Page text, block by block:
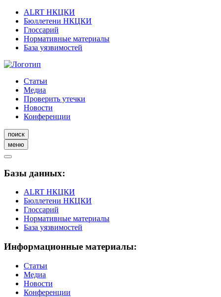
ALRT НКЦКИ
Бюллетени НКЦКИ
Глоссарий
Нормативные материалы
База уязвимостей
Статьи
Медиа
Проверить утечки
Новости
Конференции
поиск
меню
Базы данных:
ALRT НКЦКИ
Бюллетени НКЦКИ
Глоссарий
Нормативные материалы
База уязвимостей
Информационные материалы:
Статьи
Медиа
Новости
Конференции